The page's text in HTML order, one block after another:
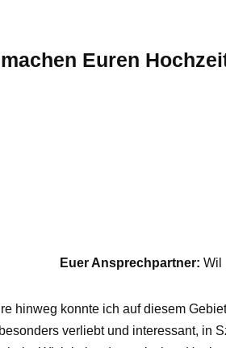
Euren
Euer Ansprechpartner: Wil
hinweg konnte ich auf diesem
verliebt und interessant,